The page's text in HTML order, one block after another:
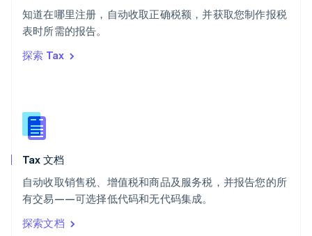
知道在哪里注册，自动收取正确税额，并获取您制作报税
表时所需的报告。
探索 Tax
Tax 文档
自动收取销售税、增值税和商品及服务税，并报告您的所
有交易——可选择低代码和无代码集成。
探索文档
泰国
ไทยEnglish
English
English
新西兰
匈牙利
意大利
ItalianoEnglish
印度
English